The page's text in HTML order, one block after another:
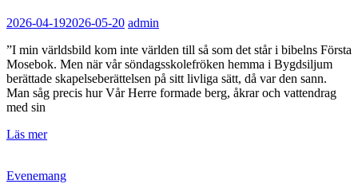
2026-04-192026-05-20 admin
”I min världsbild kom inte världen till så som det står i bibelns Första
Mosebok. Men när vår söndagsskolefröken hemma i Bygdsiljum
berättade skapelseberättelsen på sitt livliga sätt, då var den sann.
Man såg precis hur Vår Herre formade berg, åkrar och vattendrag
med sin
Läs merNär
gjorde
Kategorilänkar
Evenemang